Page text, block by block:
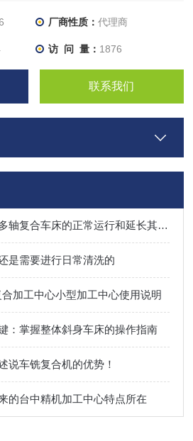
厂商性质： 代理商
访 问 量： 1876
联系我们
如何确保台中精机多轴复合车床的正常运行和延长其使用寿命
是需要进行日常清洗的
加工中心小型加工中心使用说明
：掌握整体斜身车床的操作指南
说车铣复合机的优势！
的台中精机加工中心特点所在